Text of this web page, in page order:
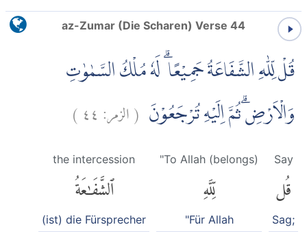
az-Zumar (Die Scharen) Verse 44
قُلْ لِّلّٰهِ الشَّفَاعَةُ جَمِيْعًا ۗ لَهٗ مُلْكُ السَّمٰوٰتِ
وَالْاَرْضِۗ ثُمَّ اِلَيْهِ تُرْجَعُوْنَ (الزمر: ٤٤)
Say
قُل
Sag;
"To Allah (belongs)
لِّلَّهِ
"Für Allah
the intercession
ٱلشَّفَٰعَةُ
(ist) die Fürsprecher